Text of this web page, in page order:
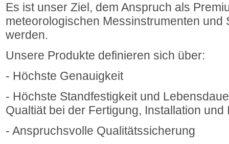
Es ist unser Ziel, dem Anspruch als
meteorologischen Messinstrumenten und
werden.
Unsere Produkte definieren sich über:
- Höchste Genauigkeit
- Höchste Standfestigkeit und
Qualtiät bei der Fertigung, Installation und
- Anspruchsvolle Qualitätssicherung